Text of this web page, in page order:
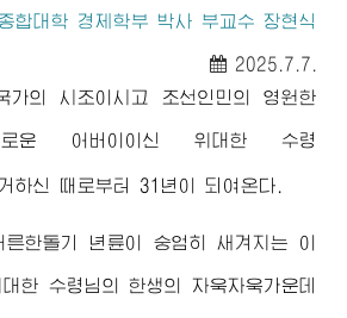
합대학 경제학부 박사 부교수 장현식
2025.7.7.
가의 시조이시고 조선인민의 영원한
로운 어버이 이신 위대한 수령
하신 때로부터 31년이 되여온다.
른한돌기 년륜이 숭엄히 새겨지는 이
대한 수령님 의 한생의 자욱자욱가운데